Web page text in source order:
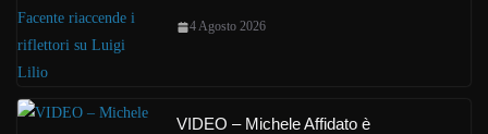
4 Agosto 2026
VIDEO – Michele Affidato è